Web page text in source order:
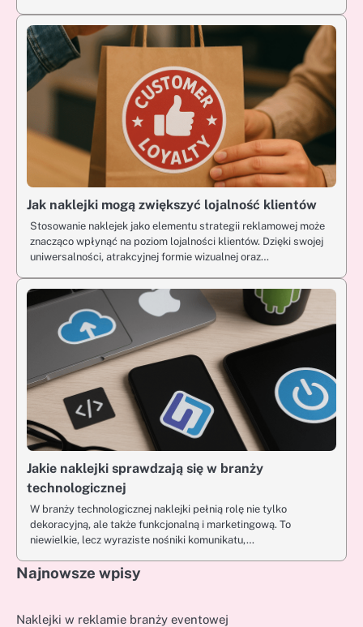
Jak naklejki mogą zwiększyć lojalność klientów
Stosowanie naklejek jako elementu strategii reklamowej może
znacząco wpłynąć na poziom lojalności klientów. Dzięki swojej
uniwersalności, atrakcyjnej formie wizualnej oraz…
Jakie naklejki sprawdzają się w branży
technologicznej
W branży technologicznej naklejki pełnią rolę nie tylko
dekoracyjną, ale także funkcjonalną i marketingową. To
niewielkie, lecz wyraziste nośniki komunikatu,…
Najnowsze wpisy
Naklejki w reklamie branży eventowej